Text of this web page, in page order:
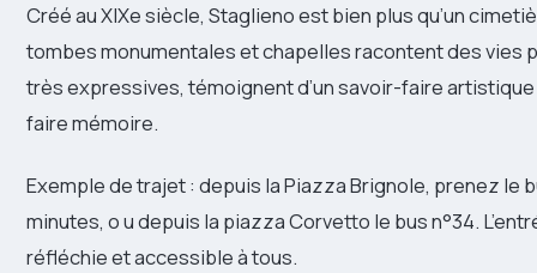
Créé au XIXe siècle, Staglieno est bien plus qu’un
tombes monumentales et chapelles racontent des vies
très expressives, témoignent d’un savoir-faire
faire mémoire.
Exemple de trajet : depuis la Piazza Brignole, prenez le
minutes, o u depuis la piazza Corvetto le bus n°34.
réfléchie et accessible à tous.